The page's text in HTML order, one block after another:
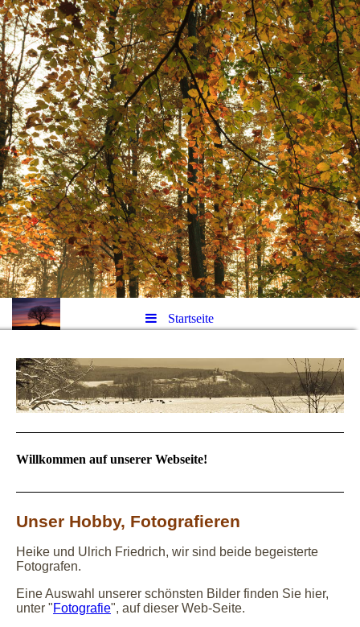
Startseite
Willkommen auf unserer Webseite!
Unser Hobby, Fotografieren
Heike und Ulrich Friedrich, wir sind beide begeisterte
Fotografen.
Eine Auswahl unserer schönsten Bilder finden Sie hier,
unter "Fotografie", auf dieser Web-Seite.